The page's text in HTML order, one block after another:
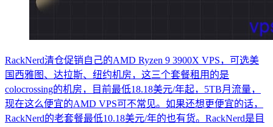
RackNerd清仓促销自己的AMD Ryzen 9 3900X VPS，可选美
国西雅图、达拉斯、纽约机房，这三个套餐租用的是
colocrossing的机房，目前最低18.18美元/年起，5TB月流量，
现在这么便宜的AMD VPS可不常见。如果还想更便宜的话，
RackNerd的老套餐最低10.18美元/年的也有货。RackNerd是目